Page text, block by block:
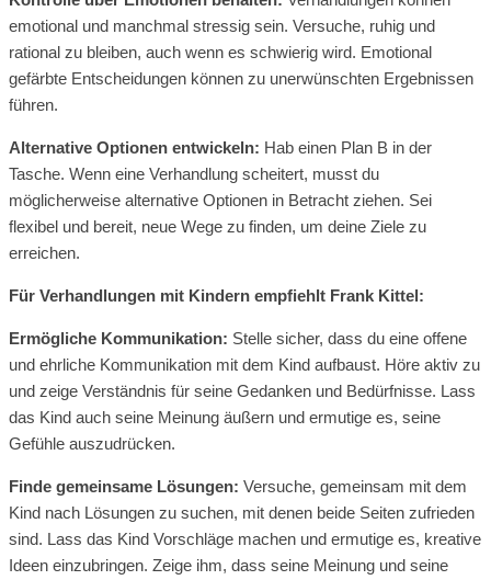
emotional und manchmal stressig sein. Versuche, ruhig und
rational zu bleiben, auch wenn es schwierig wird. Emotional
gefärbte Entscheidungen können zu unerwünschten Ergebnissen
führen.
Alternative Optionen entwickeln: Hab einen Plan B in der
Tasche. Wenn eine Verhandlung scheitert, musst du
möglicherweise alternative Optionen in Betracht ziehen. Sei
flexibel und bereit, neue Wege zu finden, um deine Ziele zu
erreichen.
Für Verhandlungen mit Kindern empfiehlt Frank Kittel:
Ermögliche Kommunikation: Stelle sicher, dass du eine offene
und ehrliche Kommunikation mit dem Kind aufbaust. Höre aktiv zu
und zeige Verständnis für seine Gedanken und Bedürfnisse. Lass
das Kind auch seine Meinung äußern und ermutige es, seine
Gefühle auszudrücken.
Finde gemeinsame Lösungen: Versuche, gemeinsam mit dem
Kind nach Lösungen zu suchen, mit denen beide Seiten zufrieden
sind. Lass das Kind Vorschläge machen und ermutige es, kreative
Ideen einzubringen. Zeige ihm, dass seine Meinung und seine